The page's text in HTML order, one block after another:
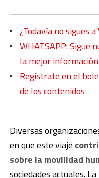
¿Todavía no sigues
WHATSAPP: Sigue
la mejor información
Regístrate en el
de los contenidos
Diversas
en que este viaje
sobre la movilidad
sociedades actuales.